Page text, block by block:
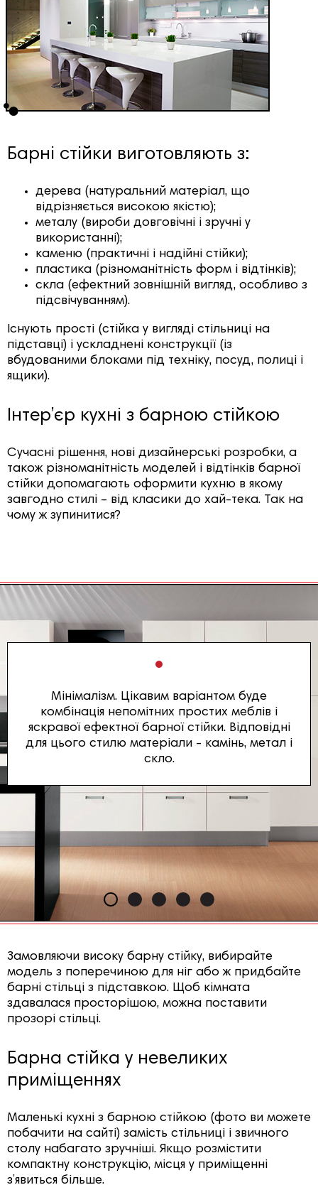
Барні стійки виготовляють з:
дерева (натуральний матеріал, що
відрізняється високою якістю);
металу (вироби довговічні і зручні у
використанні);
каменю (практичні і надійні стійки);
пластика (різноманітність форм і відтінків);
скла (ефектний зовнішній вигляд, особливо з
підсвічуванням).
Існують прості (стійка у вигляді стільниці на
підставці) і ускладнені конструкції (із
вбудованими блоками під техніку, посуд, полиці і
ящики).
Інтер’єр кухні з барною стійкою
Сучасні рішення, нові дизайнерські розробки, а
також різноманітність моделей і відтінків барної
стійки допомагають оформити кухню в якому
завгодно стилі – від класики до хай-тека. Так на
чому ж зупинитися?
Мінімалізм. Цікавим варіантом буде
комбінація непомітних простих меблів і
яскравої ефектної барної стійки. Відповідні
для цього стилю матеріали - камінь, метал і
скло.
Замовляючи високу барну стійку, вибирайте
модель з поперечиною для ніг або ж придбайте
барні стільці з підставкою. Щоб кімната
здавалася просторішою, можна поставити
прозорі стільці.
Барна стійка у невеликих
приміщеннях
Маленькі кухні з барною стійкою (фото ви можете
побачити на сайті) замість стільниці і звичного
столу набагато зручніші. Якщо розмістити
компактну конструкцію, місця у приміщенні
з’явиться більше.